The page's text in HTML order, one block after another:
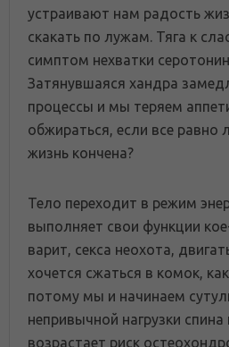
устраивают нам радость
скакать по лужам. Тяга к
симптом нехватки
Затянувшаяся хандра
процессы и мы теряем
обжираться, если все равно
жизнь кончена?
Тело переходит в режим
выполняет свои функции
варит, секса неохота,
хочется сжаться в комок,
потому мы и начинаем
непривычной нагрузки
возрастает риск